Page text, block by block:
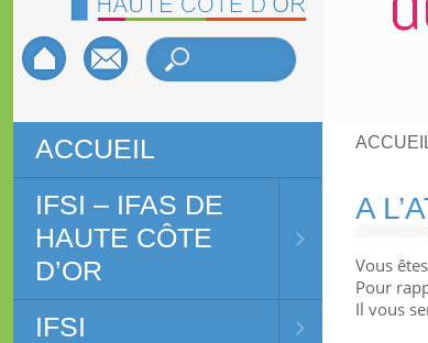
ACCUEIL
IFSI – IFAS DE
HAUTE CÔTE
D’OR
IFSI
A
Vous
Pour
Il vous